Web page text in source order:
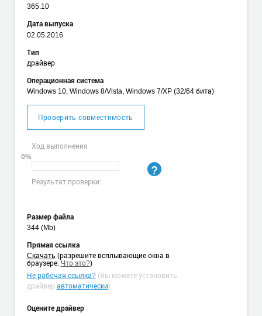
365.10
Дата выпуска
02.05.2016
Тип
драйвер
Операционная система
Windows 10, Windows 8/Vista, Windows 7/XP (32/64 бита)
Проверить совместимость
Ход выполнения
0%
Результат проверки:
Размер файла
344 (Mb)
Прямая ссылка
Cкачать (разрешите всплывающие окна в
браузере.Что это?)
Не рабочая ссылка?(Вы можете установить
драйвер автоматически)
Оцените драйвер